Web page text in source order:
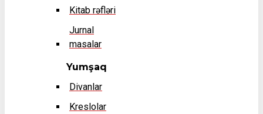
Kitab rəfləri
Jurnal
masalar
Yumşaq
Divanlar
Kreslolar